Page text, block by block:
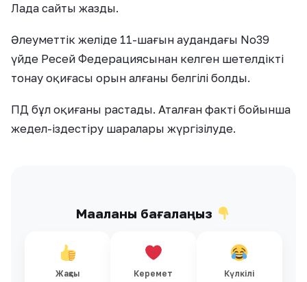
Лада сайты жазды.
Әлеуметтік желіде 11-шағын аудандағы No39
үйде Ресей Федерациясынан келген шетелдікті
тонау оқиғасы орын алғаны белгілі болды.
ПД бұл оқиғаны растады. Аталған факті бойынша
жедел-іздестіру шаралары жүргізілуде.
Мақаланы бағалаңыз
Жақсы Керемет Күлкілі